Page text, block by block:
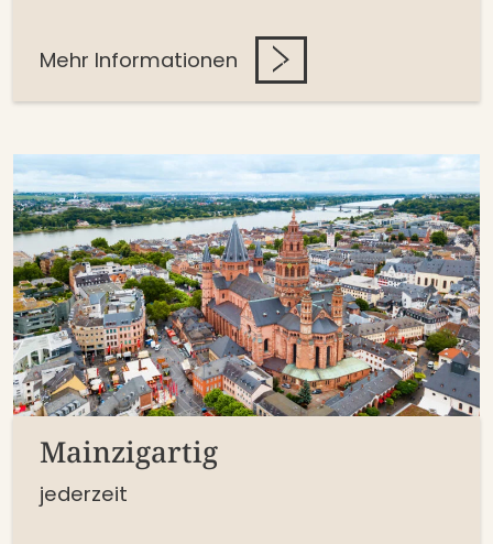
Mehr Informationen
Mainzigartig
jederzeit